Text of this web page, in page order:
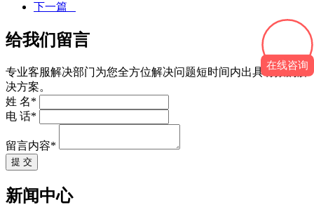
下一篇
给我们留言
专业客服解决部门为您全方位解决问题短时间内出具有效的解
决方案。
姓 名*
电 话*
留言内容*
提 交
新闻中心
在线咨询